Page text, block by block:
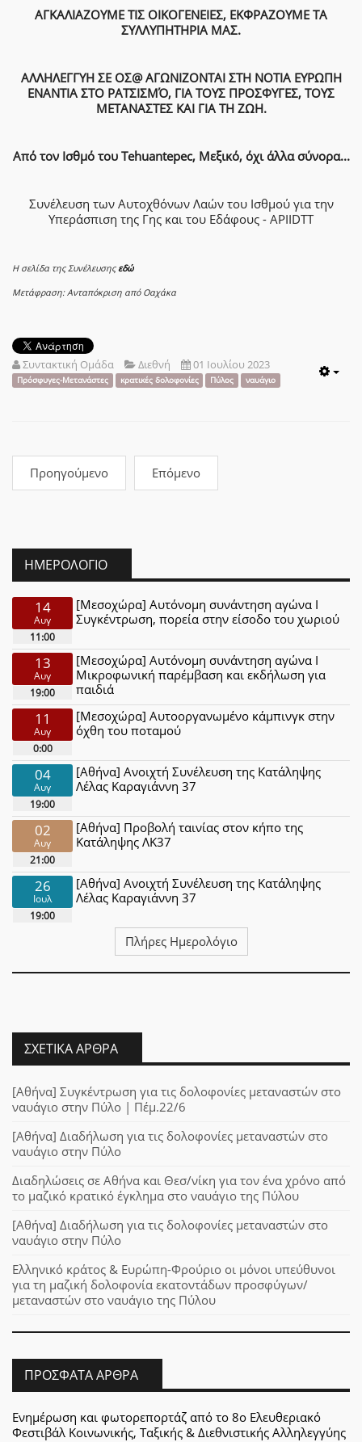
ΑΓΚΑΛΙΑΖΟΥΜΕ ΤΙΣ ΟΙΚΟΓΕΝΕΙΕΣ, ΕΚΦΡΑΖΟΥΜΕ ΤΑ
ΣΥΛΛΥΠΗΤΗΡΙΑ ΜΑΣ.
ΑΛΛΗΛΕΓΓΥΗ ΣΕ ΟΣ@ ΑΓΩΝΙΖΟΝΤΑΙ ΣΤΗ ΝΟΤΙΑ ΕΥΡΩΠΗ
ΕΝΑΝΤΙΑ ΣΤΟ ΡΑΤΣΙΣΜΌ, ΓΙΑ ΤΟΥΣ ΠΡΟΣΦΥΓΕΣ, ΤΟΥΣ
ΜΕΤΑΝΑΣΤΕΣ ΚΑΙ ΓΙΑ ΤΗ ΖΩΗ.
Από τον Ισθμό του Τehuantepec, Μεξικό, όχι άλλα σύνορα...
Συνέλευση των Aυτοχθόνων Λαών του Ισθμού για την
Υπεράσπιση της Γης και του Εδάφους - APIIDTT
Η σελίδα της Συνέλευσηςεδώ
Μετάφραση: Ανταπόκριση από Οαχάκα
Συντακτική Ομάδα Διεθνή 01 Ιουλίου 2023
Πρόσφυγες-Μετανάστες κρατικές δολοφονίες Πύλος ναυάγιο
Προηγούμενο Επόμενο
ΗΜΕΡΟΛΌΓΙΟ
14
Αυγ
11:00
[Μεσοχώρα] Αυτόνομη συνάντηση αγώνα Ι
Συγκέντρωση, πορεία στην είσοδο του χωριού
13
Αυγ
19:00
[Μεσοχώρα] Αυτόνομη συνάντηση αγώνα Ι
Μικροφωνική παρέμβαση και εκδήλωση για
παιδιά
11
Αυγ
0:00
[Μεσοχώρα] Αυτοοργανωμένο κάμπινγκ στην
όχθη του ποταμού
04
Αυγ
19:00
[Αθήνα] Ανοιχτή Συνέλευση της Κατάληψης
Λέλας Καραγιάννη 37
02
Αυγ
21:00
[Αθήνα] Προβολή ταινίας στον κήπο της
Κατάληψης ΛΚ37
26
Ιουλ
19:00
[Αθήνα] Ανοιχτή Συνέλευση της Κατάληψης
Λέλας Καραγιάννη 37
Πλήρες Ημερολόγιο
ΣΧΕΤΙΚΆ ΆΡΘΡΑ
[Αθήνα] Συγκέντρωση για τις δολοφονίες μεταναστών στο
ναυάγιο στην Πύλο | Πέμ.22/6
[Αθήνα] Διαδήλωση για τις δολοφονίες μεταναστών στο
ναυάγιο στην Πύλο
Διαδηλώσεις σε Αθήνα και Θεσ/νίκη για τον ένα χρόνο από
το μαζικό κρατικό έγκλημα στο ναυάγιο της Πύλου
[Αθήνα] Διαδήλωση για τις δολοφονίες μεταναστών στο
ναυάγιο στην Πύλο
Ελληνικό κράτος & Ευρώπη-Φρούριο οι μόνοι υπεύθυνοι
για τη μαζική δολοφονία εκατοντάδων προσφύγων/
μεταναστών στο ναυάγιο της Πύλου
ΠΡΌΣΦΑΤΑ ΆΡΘΡΑ
Ενημέρωση και φωτορεπορτάζ από το 8ο Ελευθεριακό
Φεστιβάλ Κοινωνικής, Ταξικής & Διεθνιστικής Αλληλεγγύης